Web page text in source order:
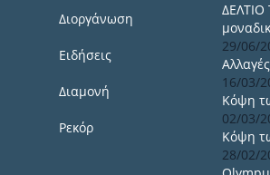
Διοργάνωση
Ειδήσεις
Διαμονή
Ρεκόρ
29/06/
16/03/
Κόψη
02/03/
Κόψη
28/02/